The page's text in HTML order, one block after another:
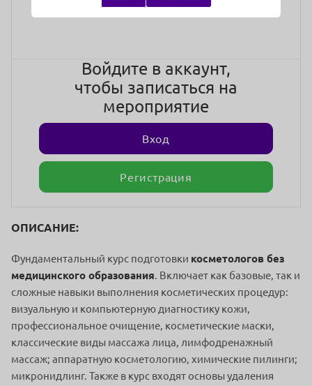
Войдите в аккаунт,
чтобы записаться на
мероприятие
Вход
Регистрация
ОПИСАНИЕ:
Фундаментальный курс подготовки косметологов без
медицинского образования. Включает как базовые, так и
сложные навыки выполнения косметических процедур:
визуальную и компьютерную диагностику кожи,
профессиональное очищение, косметические маски,
классические виды массажа лица, лимфодренажный
массаж; аппаратную косметологию, химические пилинги;
микронидлинг. Также в курс входят основы удаления